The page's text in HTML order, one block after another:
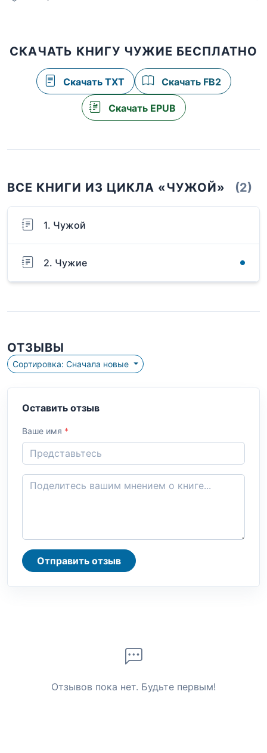
СКАЧАТЬ КНИГУ ЧУЖИЕ БЕСПЛАТНО
Скачать TXT Скачать FB2
Скачать EPUB
ВСЕ КНИГИ ИЗ ЦИКЛА «ЧУЖОЙ» (2)
1. Чужой
2. Чужие
ОТЗЫВЫ
Сортировка: Сначала новые
Оставить отзыв
Ваше имя *
Отправить отзыв
Отзывов пока нет. Будьте первым!